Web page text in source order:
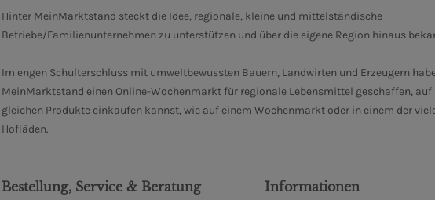
Hinter MeinMarktstand steckt die Idee, regionale, kleine und mittelständische
Betriebe/Familienunternehmen zu unterstützen und über die eigene Region hinaus
Im engen Schulterschluss mit umweltbewussten Bauern, Landwirten und Erzeugern
MeinMarktstand einen Online-Wochenmarkt für regionale Lebensmittel geschaffen, auf
gleichen Produkte einkaufen kannst, wie auf einem Wochenmarkt oder in einem der
Hofläden.
Bestellung, Service & Beratung Informationen